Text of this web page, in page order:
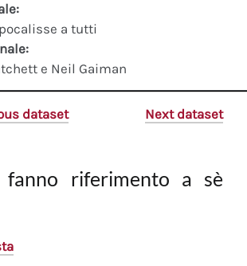
a tutti
e Neil Gaiman
dataset Next dataset
riferimento a sè